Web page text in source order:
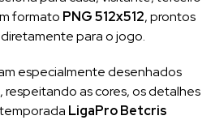
formato PNG 512x512, prontos
para o jogo.
especialmente desenhados
, respeitando as cores, os detalhes
LigaPro Betcris